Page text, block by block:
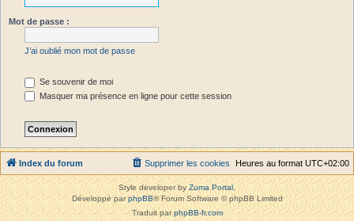
Mot de passe :
J’ai oublié mon mot de passe
Se souvenir de moi
Masquer ma présence en ligne pour cette session
Index du forum Heures au format UTC+02:00
Supprimer les cookies
Style developer byZuma Portal,
Développé parphpBB® Forum Software © phpBB Limited
Traduit parphpBB-fr.com